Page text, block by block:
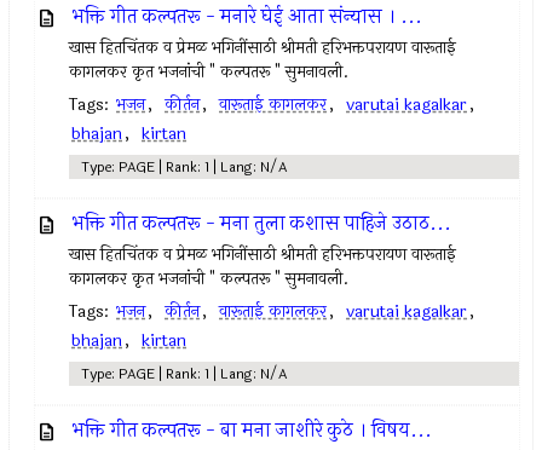
भक्ति गीत कल्पतरू - मनारे घेई आता संन्यास । ...
खास हितचिंतक व प्रेमळ भगिनींसाठी श्रीमती हरिभक्तपरायण वारूताई
कागलकर कृत भजनांची " कल्पतरू " सुमनावली.
Tags: भजन, कीर्तन, वारूताई कागलकर, varutai kagalkar,
bhajan, kirtan
Type: PAGE | Rank: 1 | Lang: N/A
भक्ति गीत कल्पतरू - मना तुला कशास पाहिजे उठाठ...
खास हितचिंतक व प्रेमळ भगिनींसाठी श्रीमती हरिभक्तपरायण वारूताई
कागलकर कृत भजनांची " कल्पतरू " सुमनावली.
Tags: भजन, कीर्तन, वारूताई कागलकर, varutai kagalkar,
bhajan, kirtan
Type: PAGE | Rank: 1 | Lang: N/A
भक्ति गीत कल्पतरू - बा मना जाशीरे कुठे । विषय...